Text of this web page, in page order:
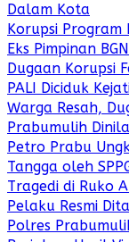
Dalam Kota
Korupsi Program
Eks Pimpinan
Dugaan Korupsi
PALI Diciduk
Warga Resah,
Prabumulih
Petro Prabu
Tangga oleh
Tragedi di Ruko
Pelaku Resmi
Polres